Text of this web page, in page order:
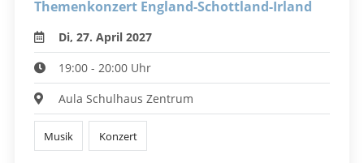
Themenkonzert England-Schottland-Irland
Di, 27. April 2027
19:00 - 20:00 Uhr
Aula Schulhaus Zentrum
Musik Konzert